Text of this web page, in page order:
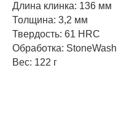
Длина клинка: 136 мм
Толщина: 3,2 мм
Твердость: 61 HRC
Обработка: StoneWash
Вес: 122 г